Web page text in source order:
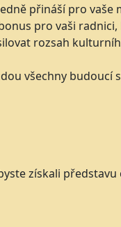
přináší pro vaše
pro vaši
rozsah
všechny budoucí
získali